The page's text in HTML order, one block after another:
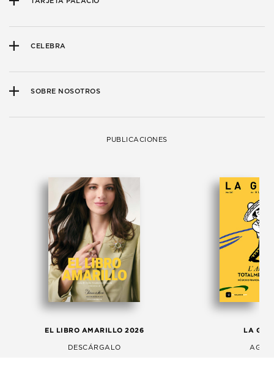
CELEBRA
SOBRE NOSOTROS
PUBLICACIONES
EL LIBRO AMARILLO 2026
DESCÁRGALO
LA